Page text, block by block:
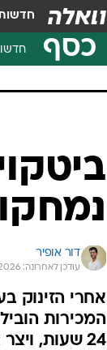
כסף
דור אופיר
עודכן לאחרונה: 17.5.2026 / 12:48
אחרי הזינוק
24 שעות, ויצר אפקט שרשרת חריף בשוק